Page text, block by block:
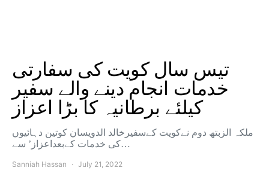
تیس سال کویت کی سفارتی
خدمات انجام دینے والے سفیر
کیلئے برطانیہ کا بڑا اعزاز
ملکہ الزبتھ دوم نےکویت کےسفیرخالد الدویسان کوتین دہائیوں
کی خدمات کےبعداعزاز’ سے…
Sanniah Hassan July 21, 2022